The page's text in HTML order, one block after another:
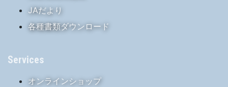
JAだより
各種書類ダウンロード
Services
オンラインショップ